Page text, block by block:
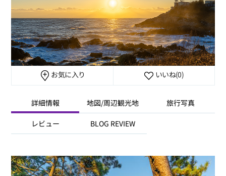
お気に入り いいね(0)
詳細情報 地図/周辺観光地 旅行写真
レビュー BLOG REVIEW